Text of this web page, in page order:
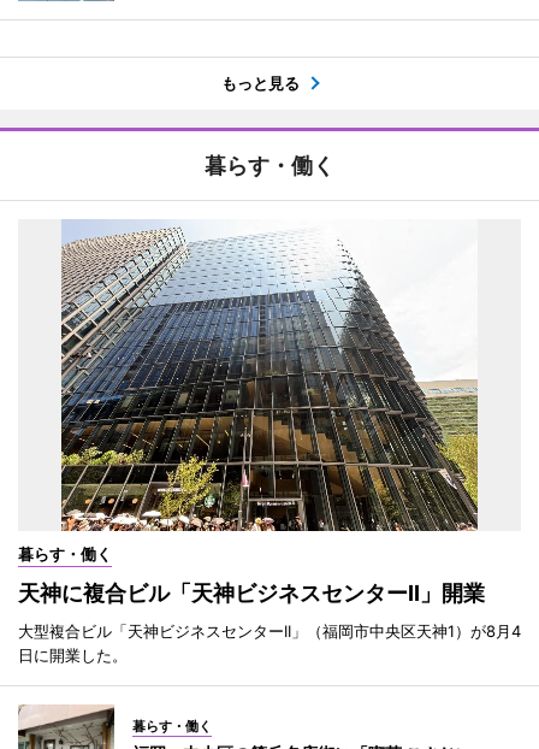
もっと見る
暮らす・働く
暮らす・働く
天神に複合ビル「天神ビジネスセンターII」開業
大型複合ビル「天神ビジネスセンターII」（福岡市中央区天神1）が8月4
日に開業した。
暮らす・働く